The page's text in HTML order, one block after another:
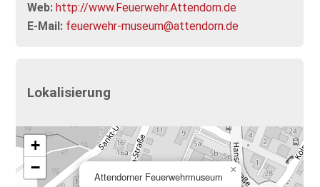
Web: http://www.Feuerwehr.Attendorn.de
E-Mail: feuerwehr-museum@attendorn.de
Lokalisierung
Attendorner Feuerwehrmuseum
×
+
−